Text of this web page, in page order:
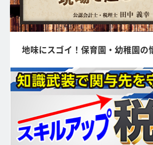
地味にスゴイ！保育園・幼稚園の